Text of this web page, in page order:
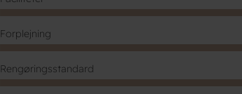
Forplejning
Rengøringsstandard